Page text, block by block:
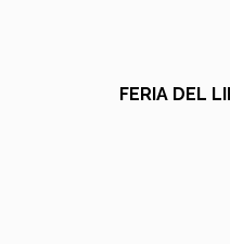
FERIA DEL